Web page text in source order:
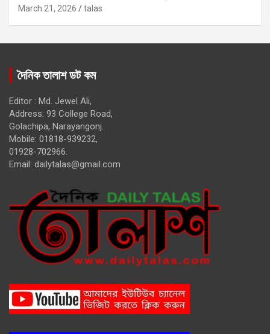
March 21, 2026 talas
দৈনিক তালাশ ডট কম
Editor : Md. Jewel Ali,
Address: 93 College Road,
Golachipa, Narayangonj.
Mobile: 01818-939232,
01928-702966.
Email: dailytalas@gmail.com